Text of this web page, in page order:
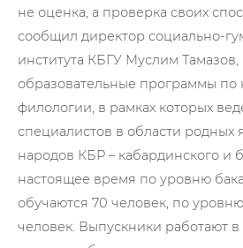
не оценка, а проверка своих
сообщил директор социально-
института КБГУ Муслим Тамазов,
образовательные программы по
филологии, в рамках которых
специалистов в области родных
народов КБР – кабардинского и
настоящее время по уровню
обучаются 70 человек, по
человек. Выпускники работают в